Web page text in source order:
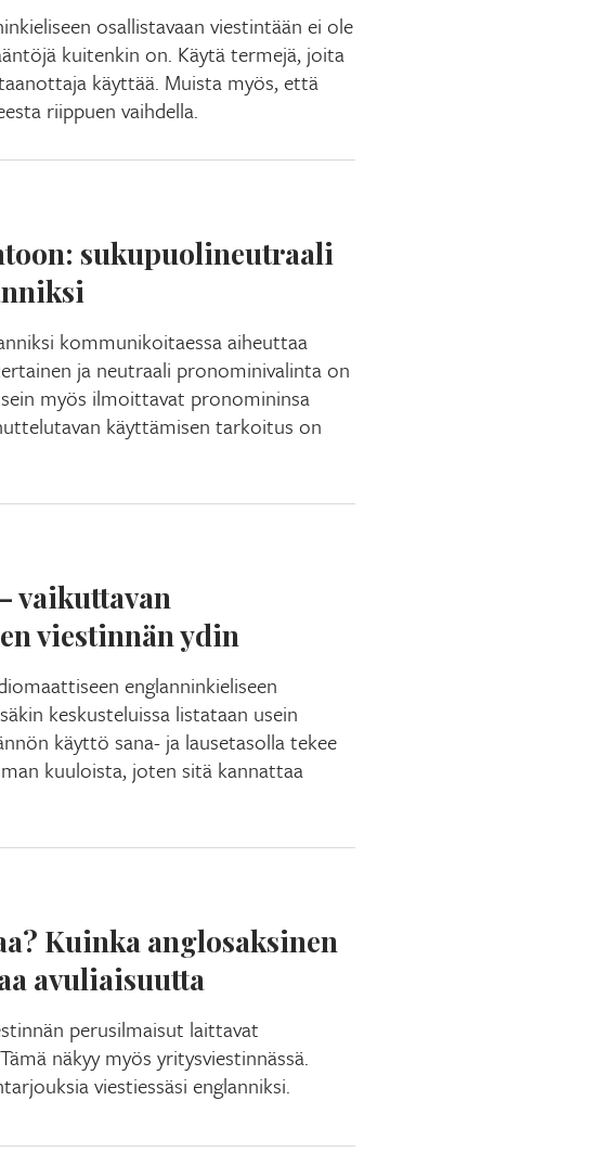
osallistavaan viestintään ei ole
kuitenkin on. Käytä termejä, joita
käyttää. Muista myös, että
riippuen vaihdella.
sukupuolineutraali
kommunikoitaessa aiheuttaa
ja neutraali pronominivalinta on
myös ilmoittavat pronomininsa
käyttämisen tarkoitus on
vaikuttavan
viestinnän ydin
englanninkieliseen
keskusteluissa listataan usein
käyttö sana- ja lausetasolla tekee
kuuloista, joten sitä kannattaa
Kuinka anglosaksinen
avuliaisuutta
perusilmaisut laittavat
näkyy myös yritysviestinnässä.
viestiessäsi englanniksi.